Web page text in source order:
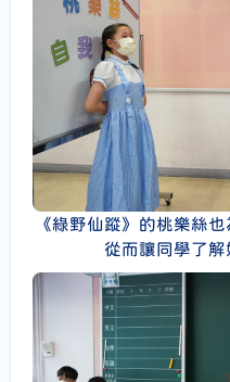
《綠野仙蹤》的桃樂絲
從而讓同學了